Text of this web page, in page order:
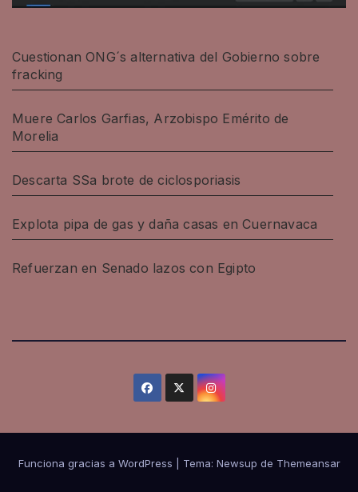
Cuestionan ONG´s alternativa del Gobierno sobre
fracking
Muere Carlos Garfias, Arzobispo Emérito de
Morelia
Descarta SSa brote de ciclosporiasis
Explota pipa de gas y daña casas en Cuernavaca
Refuerzan en Senado lazos con Egipto
Funciona gracias a WordPress Tema: Newsup de Themeansar